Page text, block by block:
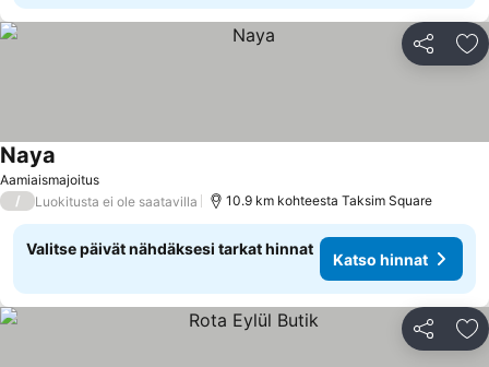
Jaa
Aamiaismajoitus
Naya
/ Luokitusta ei ole saatavilla 10.9 km kohteesta Taksim Square
Valitse päivät nähdäksesi tarkat hinnat
Katso hinnat
Jaa